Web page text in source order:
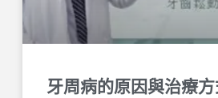
牙周病的原因與治療